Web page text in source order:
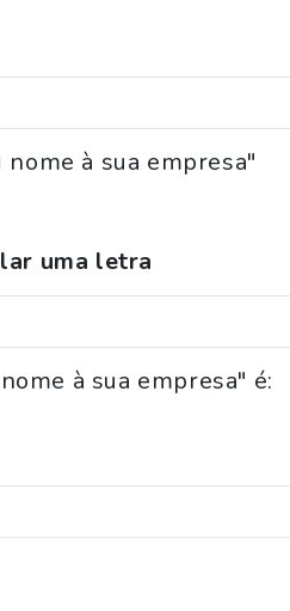
à sua empresa"
uma letra
à sua empresa" é: